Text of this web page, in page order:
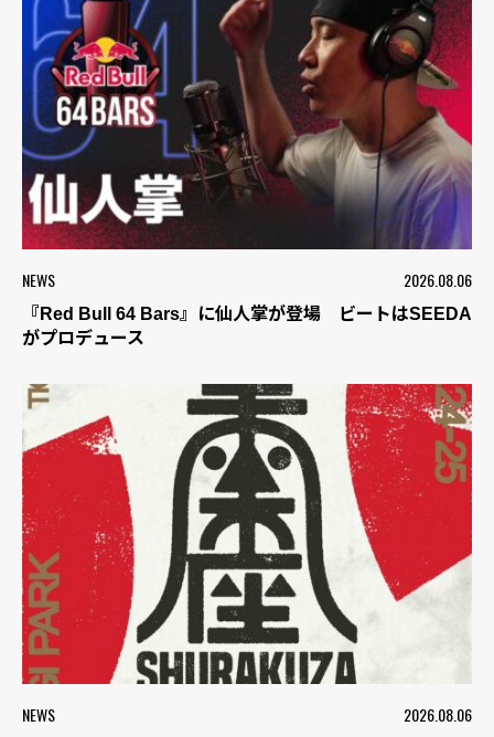
NEWS 2026.08.06
『Red Bull 64 Bars』に仙人掌が登場 ビートはSEEDA
がプロデュース
NEWS 2026.08.06